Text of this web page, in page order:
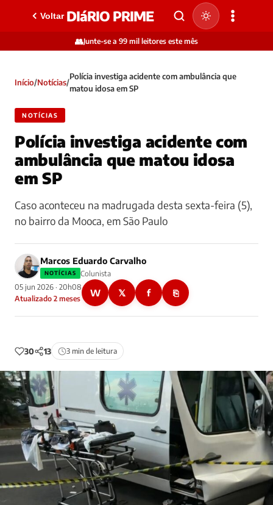
Voltar DIáRIO PRIME
👥Junte-se a 99 mil leitores este mês
Início/Notícias/
Polícia investiga acidente com ambulância que
matou idosa em SP
NOTÍCIAS
Polícia investiga acidente com
ambulância que matou idosa
em SP
Caso aconteceu na madrugada desta sexta-feira (5),
no bairro da Mooca, em São Paulo
Marcos Eduardo Carvalho
NOTÍCIAS
Colunista
05 jun 2026 · 20h08
Atualizado 2 meses
W 𝕏 f ⎘
30 13 3 min de leitura